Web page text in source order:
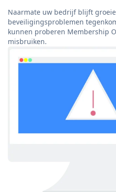
Naarmate uw bedrijf blijft
beveiligingsproblemen
kunnen proberen Membership
misbruiken.